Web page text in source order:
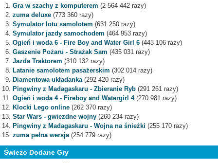
Gra w szachy z komputerem (2 564 442 razy)
zuma deluxe (773 360 razy)
Symulator lotu samolotem (631 250 razy)
Symulator jazdy samochodem (464 953 razy)
Ogień i woda 6 - Fire Boy and Water Girl 6 (443 106 razy)
Gaszenie Pożaru - Strażak Sam (435 031 razy)
Jazda Traktorem (310 132 razy)
Latanie samolotem pasażerskim (302 014 razy)
Diamentowa układanka(292 420 razy)
Pingwiny z Madagaskaru - Zbieranie Ryb (291 261 razy)
Ogień i woda 4 - Fireboy and Watergirl 4(270 981 razy)
Klocki Lego online (262 370 razy)
Star Wars - gwiezdne wojny (260 234 razy)
Pingwiny z Madagaskaru - Wojna na śnieżki (255 170 razy)
zuma pełna wersja(254 779 razy)
Świeżo Dodane Gry